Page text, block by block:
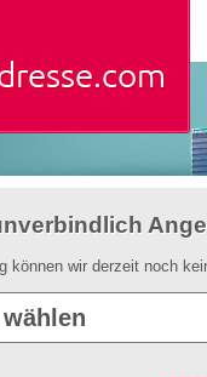
können wir derzeit noch